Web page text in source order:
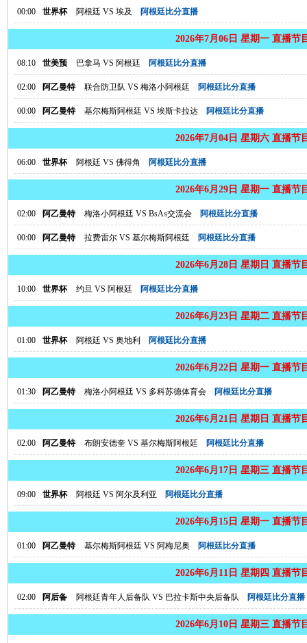
00:00 世界杯 阿根廷 VS 埃及 阿根廷比分直播
2026年7月06日 星期一 直播节
08:10 世美预 巴拿马 VS 阿根廷 阿根廷比分直播
02:00 阿乙曼特 联合防卫队 VS 梅洛小阿根廷 阿根廷比分直播
00:00 阿乙曼特 基尔梅斯阿根廷 VS 埃斯卡拉达 阿根廷比分直播
2026年7月04日 星期六 直播节
06:00 世界杯 阿根廷 VS 佛得角 阿根廷比分直播
2026年6月29日 星期一 直播节
02:00 阿乙曼特 梅洛小阿根廷 VS BsAs交流会 阿根廷比分直播
00:00 阿乙曼特 拉费雷尔 VS 基尔梅斯阿根廷 阿根廷比分直播
2026年6月28日 星期日 直播节
10:00 世界杯 约旦 VS 阿根廷 阿根廷比分直播
2026年6月23日 星期二 直播节
01:00 世界杯 阿根廷 VS 奥地利 阿根廷比分直播
2026年6月22日 星期一 直播节
01:30 阿乙曼特 梅洛小阿根廷 VS 多科苏德体育会 阿根廷比分直播
2026年6月21日 星期日 直播节
02:00 阿乙曼特 布朗安德奎 VS 基尔梅斯阿根廷 阿根廷比分直播
2026年6月17日 星期三 直播节
09:00 世界杯 阿根廷 VS 阿尔及利亚 阿根廷比分直播
2026年6月15日 星期一 直播节
01:00 阿乙曼特 基尔梅斯阿根廷 VS 阿梅尼奥 阿根廷比分直播
2026年6月11日 星期四 直播节
02:00 阿后备 阿根廷青年人后备队 VS 巴拉卡斯中央后备队 阿根廷比分直播
2026年6月10日 星期三 直播节